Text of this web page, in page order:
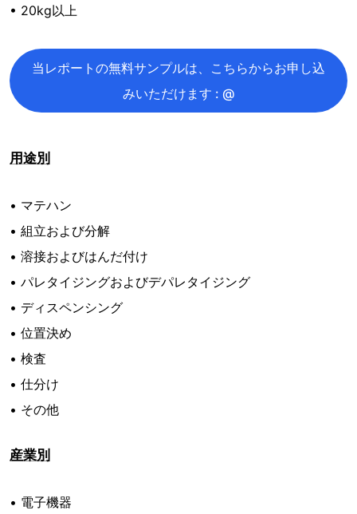
• 20kg以上
当レポートの無料サンプルは、こちらからお申し込
みいただけます : @
用途別
• マテハン
• 組立および分解
• 溶接およびはんだ付け
• パレタイジングおよびデパレタイジング
• ディスペンシング
• 位置決め
• 検査
• 仕分け
• その他
産業別
• 電子機器